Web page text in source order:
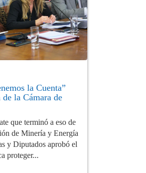
la Cuenta”
de la Cámara de
que terminó a eso de
de Minería y Energía
y Diputados aprobó el
proteger...